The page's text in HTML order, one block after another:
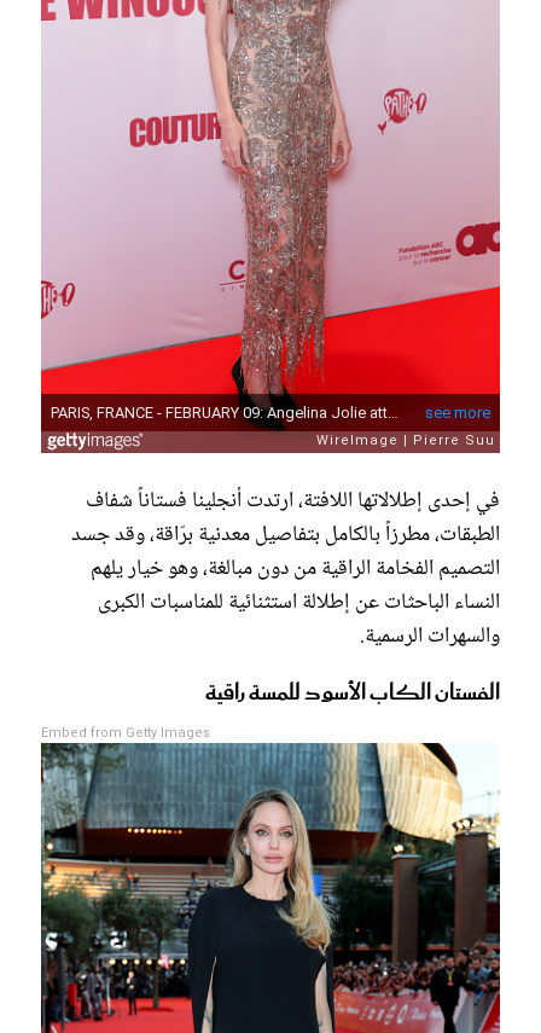
في إحدى إطلالاتها اللافتة، ارتدت أنجلينا فستاناً شفاف
الطبقات، مطرزاً بالكامل بتفاصيل معدنية برّاقة، وقد جسد
التصميم الفخامة الراقية من دون مبالغة، وهو خيار يلهم
النساء الباحثات عن إطلالة استثنائية للمناسبات الكبرى
والسهرات الرسمية.
الفستان الكاب الأسود للمسة راقية
Embed from Getty Images